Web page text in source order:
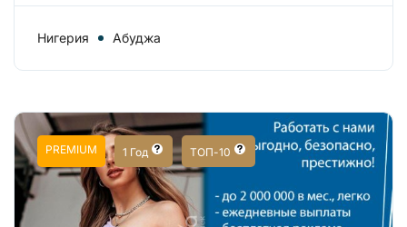
Нигерия Абуджа
PREMIUM 1 Год ТОП-10